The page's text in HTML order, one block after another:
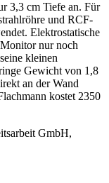
3,3 cm Tiefe an. Für
und RCF-
Elektrostatische
nur noch
kleinen
Gewicht von 1,8
an der Wand
kostet 2350
GmbH,